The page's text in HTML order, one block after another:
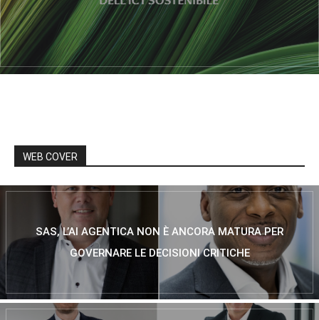
WEB COVER
SAS, L’AI AGENTICA NON È ANCORA MATURA PER
GOVERNARE LE DECISIONI CRITICHE